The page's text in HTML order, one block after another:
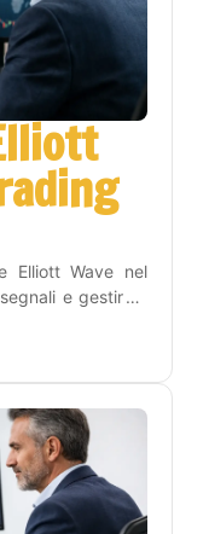
Elliott Wave nel
e gestire il